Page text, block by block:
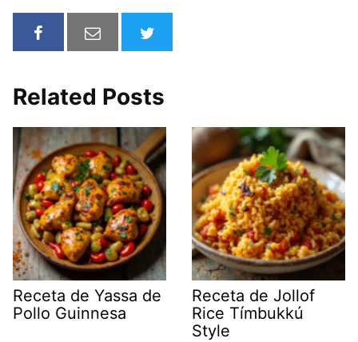
Related Posts
Receta de Yassa de
Pollo Guinnesa
Receta de Jollof
Rice Tímbukkú
Style